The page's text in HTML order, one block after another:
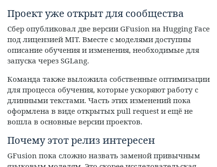
Проект уже открыт для сообщества
Сбер опубликовал две версии GFusion на Hugging Face
под лицензией MIT. Вместе с моделями доступны
описание обучения и изменения, необходимые для
запуска через SGLang.
Команда также выложила собственные оптимизации
для процесса обучения, которые ускоряют работу с
длинными текстами. Часть этих изменений пока
оформлена в виде открытых pull request и ещё не
вошла в основные версии проектов.
Почему этот релиз интересен
GFusion пока сложно назвать заменой привычным